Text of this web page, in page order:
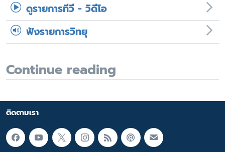
ดูรายการทีวี - วิดีโอ
ฟังรายการวิทยุ
Continue reading
ติดตามเรา